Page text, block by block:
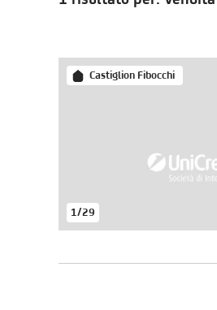
Castiglion Fibocchi
1/29